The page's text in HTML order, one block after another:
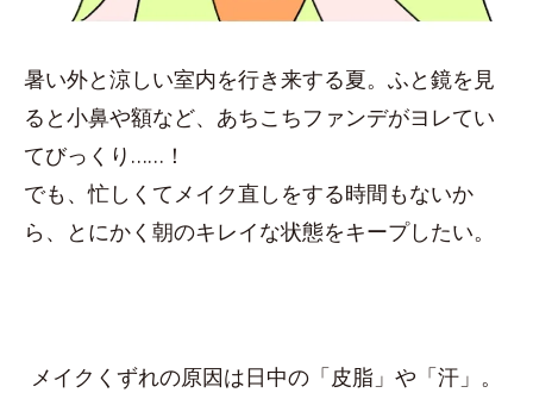
暑い外と涼しい室内を行き来する夏。ふと鏡を見
ると小鼻や額など、あちこちファンデがヨレてい
てびっくり……！
でも、忙しくてメイク直しをする時間もないか
ら、とにかく朝のキレイな状態をキープしたい。
メイクくずれの原因は日中の「皮脂」や「汗」。